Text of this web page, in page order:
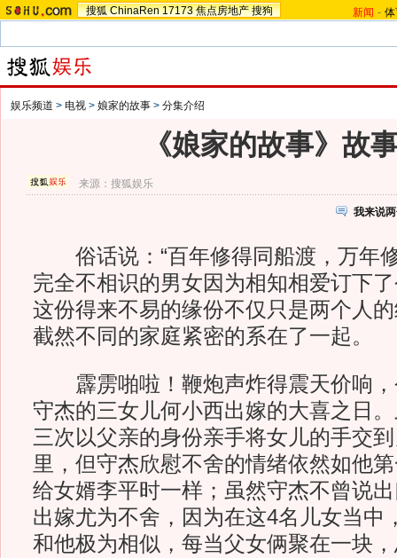
搜狐 ChinaRen 17173 焦点房地产 搜狗 新闻 -
娱乐频道 > 电视 > 娘家的故事 > 分集介绍
《娘家的故事》故
来源：搜狐娱乐
我来说
俗话说：“百年修得同船渡，万年
完全不相识的男女因为相知相爱订下
这份得来不易的缘份不仅只是两个人
截然不同的家庭紧密的系在了一起。
霹雳啪啦！鞭炮声炸得震天价响，
守杰的三女儿何小西出嫁的大喜之日
三次以父亲的身份亲手将女儿的手交
里，但守杰欣慰不舍的情绪依然如他
给女婿李平时一样；虽然守杰不曾说
出嫁尤为不舍，因为在这4名儿女当中
和他极为相似，每当父女俩聚在一块